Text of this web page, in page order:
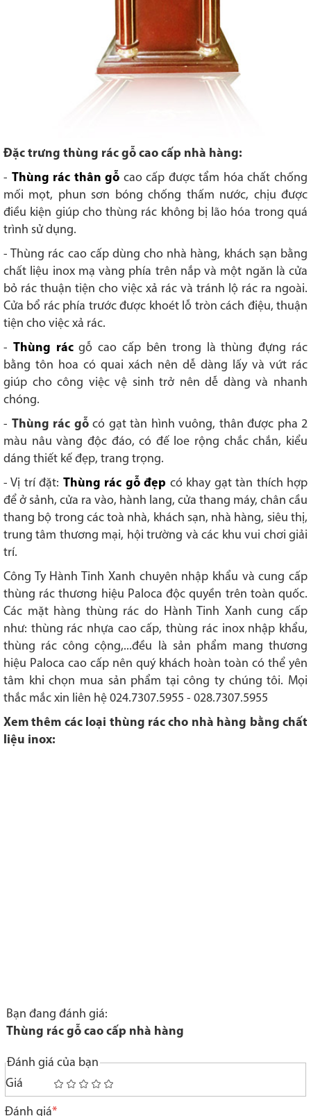
Đặc trưng thùng rác gỗ cao cấp nhà hàng:
- Thùng rác thân gỗ cao cấp được tẩm hóa chất chống
mối mọt, phun sơn bóng chống thấm nước, chịu được
điều kiện giúp cho thùng rác không bị lão hóa trong quá
trình sử dụng.
- Thùng rác cao cấp dùng cho nhà hàng, khách sạn bằng
chất liệu inox mạ vàng phía trên nắp và một ngăn là cửa
bỏ rác thuận tiện cho việc xả rác và tránh lộ rác ra ngoài.
Cửa bổ rác phía trước được khoét lỗ tròn cách điệu, thuận
tiện cho việc xả rác.
- Thùng rácgỗ cao cấp bên trong là thùng đựng rác
bằng tôn hoa có quai xách nên dễ dàng lấy và vứt rác
giúp cho công việc vệ sinh trở nên dễ dàng và nhanh
chóng.
- Thùng rác gỗcó gạt tàn hình vuông, thân được pha 2
màu nâu vàng độc đáo, có đế loe rộng chắc chắn, kiểu
dáng thiết kế đẹp, trang trọng.
- Vị trí đặt: Thùng rác gỗ đẹp có khay gạt tàn thích hợp
để ở sảnh, cửa ra vào, hành lang, cửa thang máy, chân cầu
thang bộ trong các toà nhà, khách sạn, nhà hàng, siêu thị,
trung tâm thương mại, hội trường và các khu vui chơi giải
trí.
Công Ty Hành Tinh Xanh chuyên nhập khẩu và cung cấp
thùng rác thương hiệu Paloca độc quyền trên toàn quốc.
Các mặt hàng thùng rác do Hành Tinh Xanh cung cấp
như: thùng rác nhựa cao cấp, thùng rác inox nhập khẩu,
thùng rác công cộng,...đều là sản phẩm mang thương
hiệu Paloca cao cấp nên quý khách hoàn toàn có thể yên
tâm khi chọn mua sản phẩm tại công ty chúng tôi. Mọi
thắc mắc xin liên hệ 024.7307.5955 - 028.7307.5955
Xem thêm các loại thùng rác cho nhà hàng bằng chất
liệu inox:
Bạn đang đánh giá:
Thùng rác gỗ cao cấp nhà hàng
Đánh giá của bạn
Giá
1
star
2
stars
3
stars
4
stars
5
stars
Đánh giá